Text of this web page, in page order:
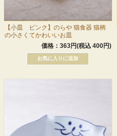
【小皿 ピンク】のらや 猫食器 猫柄
の小さくてかわいいお皿
価格：363円(税込 400円)